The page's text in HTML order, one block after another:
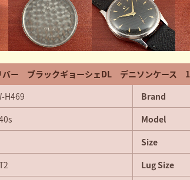
ー ブラックギョーシェDL デニソンケース
H469 Brand
Model
Size
Lug Size